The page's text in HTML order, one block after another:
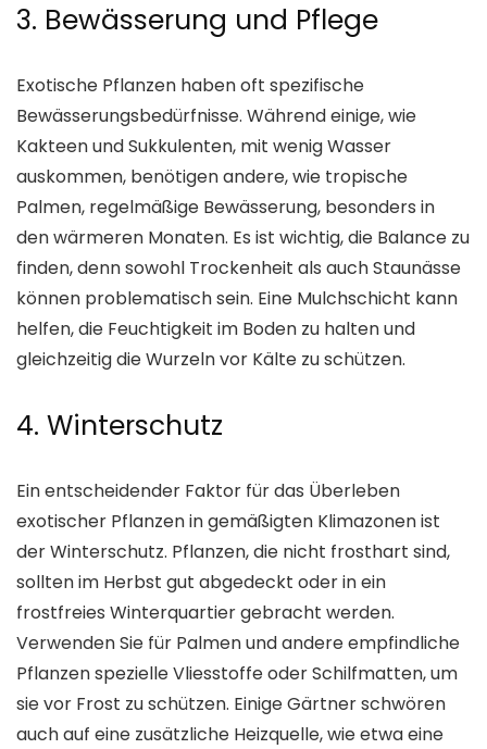
3. Bewässerung und Pflege
Exotische Pflanzen haben oft spezifische
Bewässerungsbedürfnisse. Während einige, wie
Kakteen und Sukkulenten, mit wenig Wasser
auskommen, benötigen andere, wie tropische
Palmen, regelmäßige Bewässerung, besonders in
den wärmeren Monaten. Es ist wichtig, die Balance zu
finden, denn sowohl Trockenheit als auch Staunässe
können problematisch sein. Eine Mulchschicht kann
helfen, die Feuchtigkeit im Boden zu halten und
gleichzeitig die Wurzeln vor Kälte zu schützen.
4. Winterschutz
Ein entscheidender Faktor für das Überleben
exotischer Pflanzen in gemäßigten Klimazonen ist
der Winterschutz. Pflanzen, die nicht frosthart sind,
sollten im Herbst gut abgedeckt oder in ein
frostfreies Winterquartier gebracht werden.
Verwenden Sie für Palmen und andere empfindliche
Pflanzen spezielle Vliesstoffe oder Schilfmatten, um
sie vor Frost zu schützen. Einige Gärtner schwören
auch auf eine zusätzliche Heizquelle, wie etwa eine